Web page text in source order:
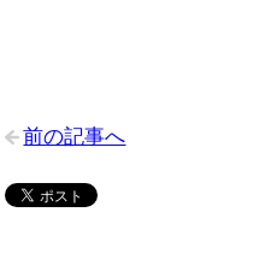
前の記事へ